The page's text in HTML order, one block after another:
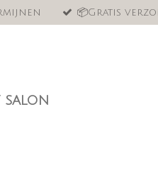
📦Gratis
salon